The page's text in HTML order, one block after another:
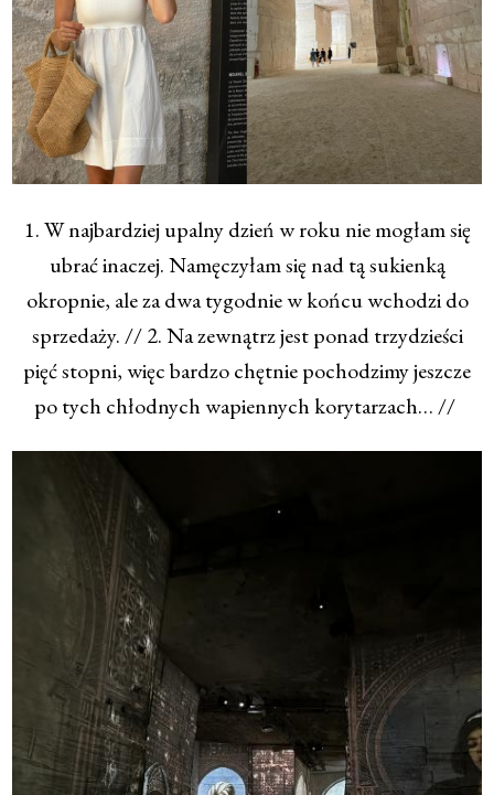
1. W najbardziej upalny dzień w roku nie mogłam się
ubrać inaczej. Namęczyłam się nad tą sukienką
okropnie, ale za dwa tygodnie w końcu wchodzi do
sprzedaży. // 2. Na zewnątrz jest ponad trzydzieści
pięć stopni, więc bardzo chętnie pochodzimy jeszcze
po tych chłodnych wapiennych korytarzach… //